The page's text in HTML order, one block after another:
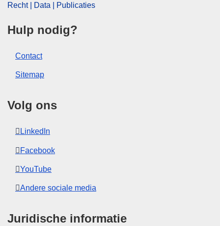
Recht | Data | Publicaties
Hulp nodig?
Contact
Sitemap
Volg ons
LinkedIn
Facebook
YouTube
Andere sociale media
Juridische informatie